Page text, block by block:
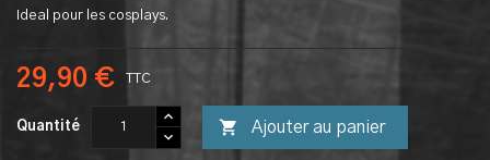
Ideal pour les cosplays.
29,90 € TTC
Quantité  Ajouter au panier